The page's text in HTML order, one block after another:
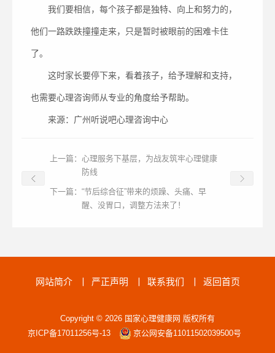
我们要相信，每个孩子都是独特、向上和努力的，
他们一路跌跌撞撞走来，只是暂时被眼前的困难卡住
了。
这时家长要停下来，看着孩子，给予理解和支持，
也需要心理咨询师从专业的角度给予帮助。
来源：广州听说吧心理咨询中心
上一篇： 心理服务下基层，为战友筑牢心理健康
防线
下一篇： “节后综合征”带来的烦躁、头痛、早
醒、没胃口，调整方法来了！
网站简介 严正声明 联系我们 返回首页
Copyright © 2026 国家心理健康网 版权所有
京ICP备17011256号-13
京公网安备11011502039500号